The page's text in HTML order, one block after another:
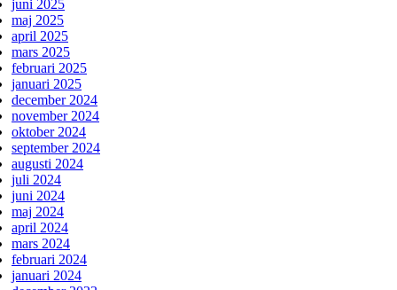
juni 2025
maj 2025
april 2025
mars 2025
februari 2025
januari 2025
december 2024
november 2024
oktober 2024
september 2024
augusti 2024
juli 2024
juni 2024
maj 2024
april 2024
mars 2024
februari 2024
januari 2024